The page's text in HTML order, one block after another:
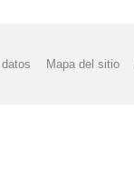
Mapa del sitio